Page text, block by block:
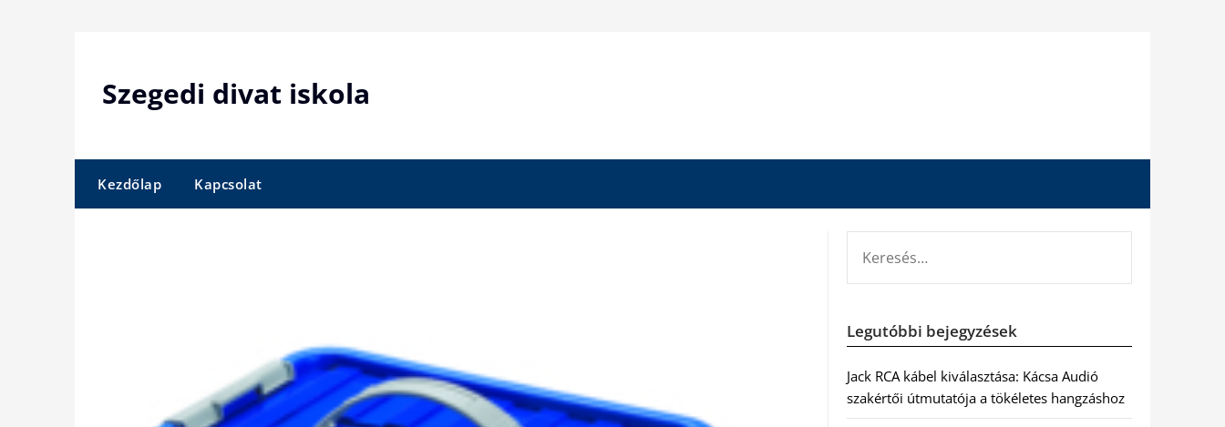
Szegedi divat iskola
Kezdőlap Kapcsolat
Legutóbbi bejegyzések
Jack RCA kábel kiválasztása: Kácsa Audió
szakértői útmutatója a tökéletes hangzáshoz